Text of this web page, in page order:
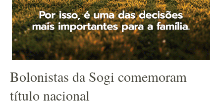
Bolonistas da Sogi comemoram
título nacional